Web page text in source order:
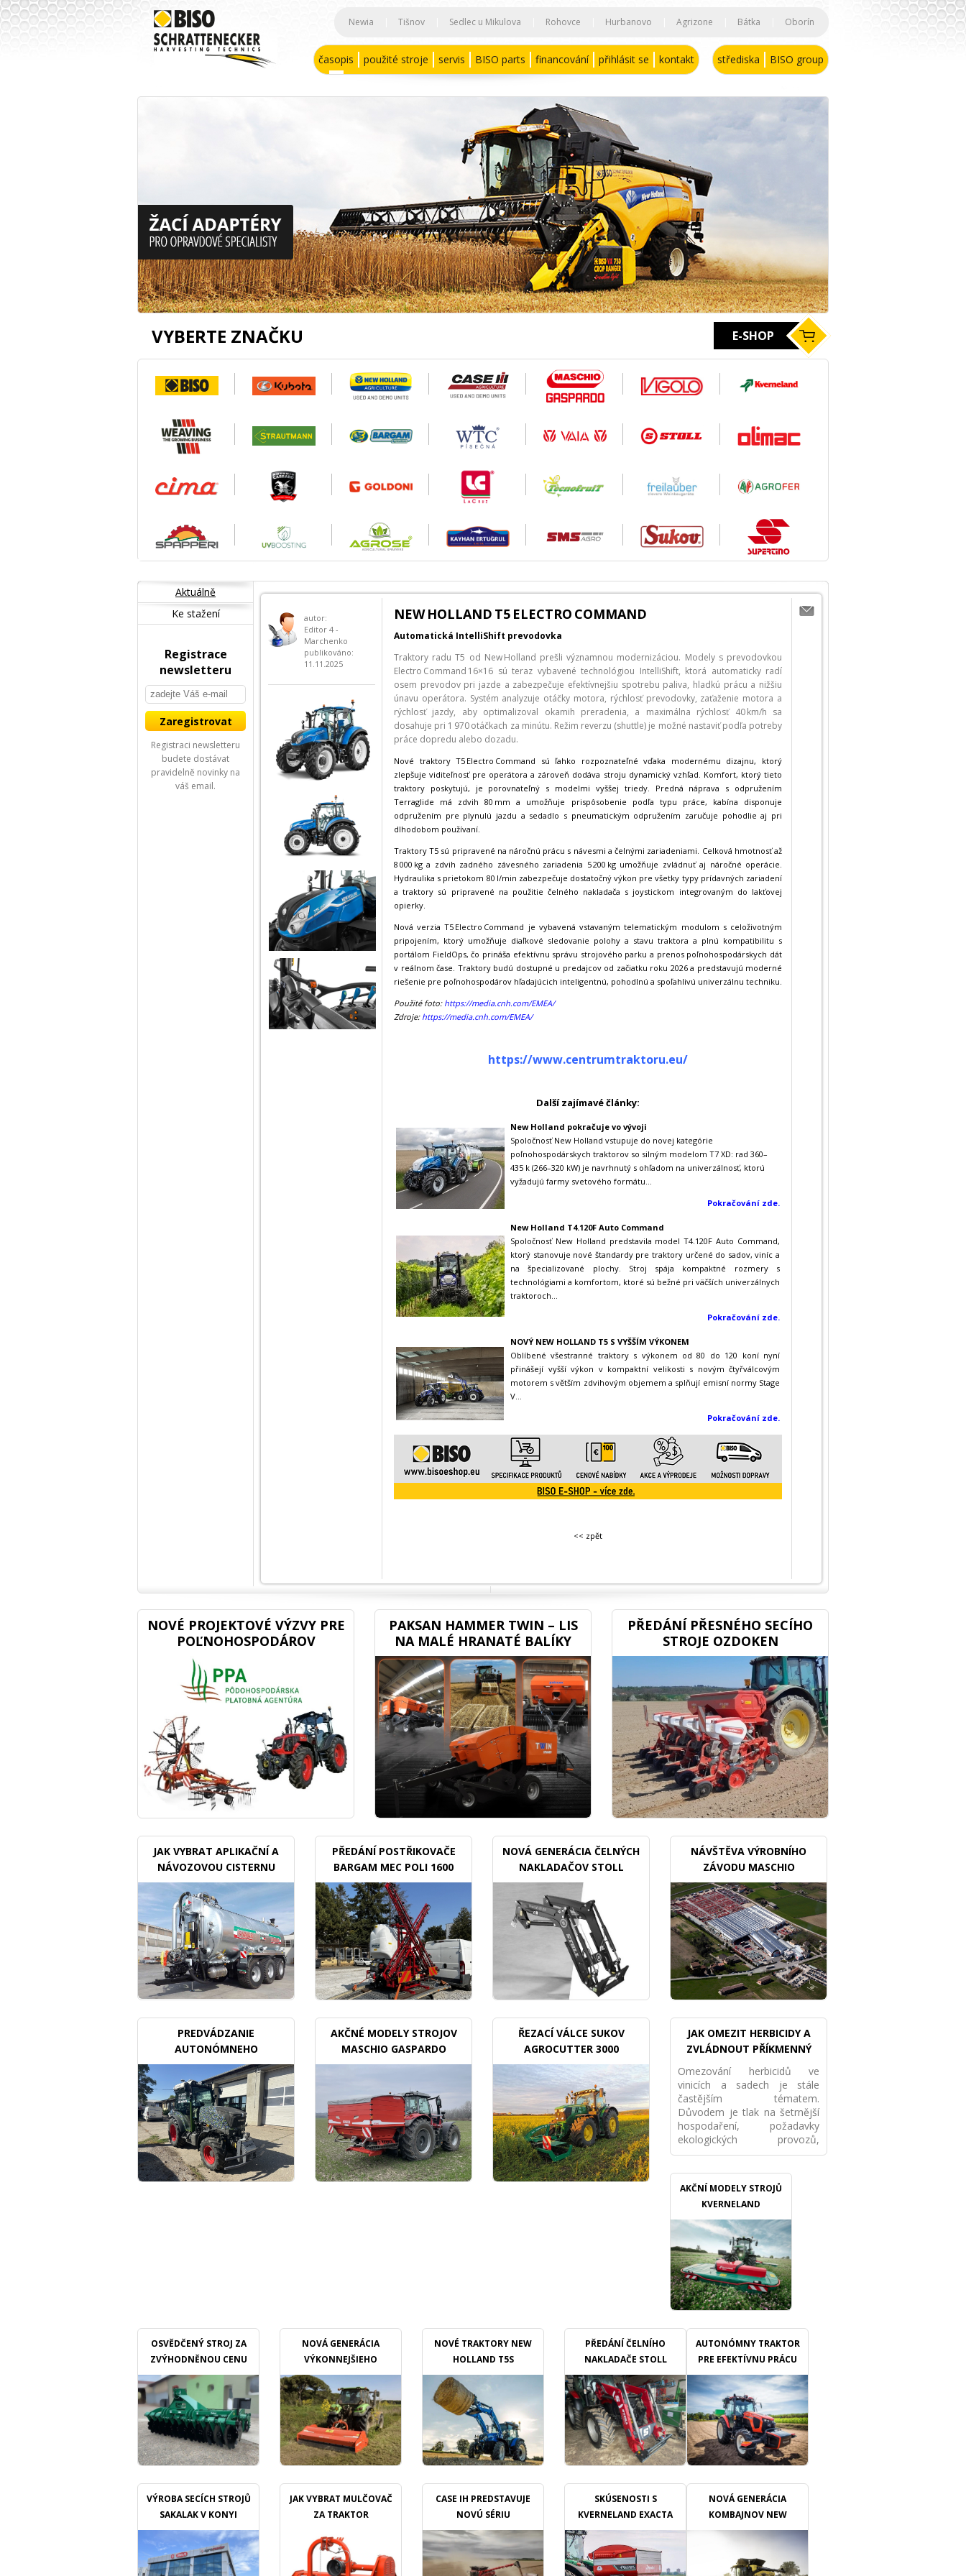
Newia Tišnov Sedlec u Mikulova Rohovce Hurbanovo Agrizone Bátka Oborín
střediska BISO group
časopis použité stroje servis BISO parts financování přihlásit se kontakt
VYBERTE ZNAČKU E-SHOP
autor:
Editor 4 -
Marchenko
publikováno:
11.11.2025
NEW HOLLAND T5 ELECTRO COMMAND
Automatická IntelliShift prevodovka
Traktory radu T5 od New Holland prešli významnou modernizáciou. Modely s prevodovkou
Electro Command 16×16 sú teraz vybavené technológiou IntelliShift, ktorá automaticky radí
osem prevodov pri jazde a zabezpečuje efektívnejšiu spotrebu paliva, hladkú prácu a nižšiu
únavu operátora. Systém analyzuje otáčky motora, rýchlosť prevodovky, zaťaženie motora a
rýchlosť jazdy, aby optimalizoval okamih preradenia, a maximálna rýchlosť 40 km/h sa
dosahuje pri 1 970 otáčkach za minútu. Režim reverzu (shuttle) je možné nastaviť podľa potreby
práce dopredu alebo dozadu.
Nové traktory T5 Electro Command sú ľahko rozpoznateľné vďaka modernému dizajnu, ktorý
zlepšuje viditeľnosť pre operátora a zároveň dodáva stroju dynamický vzhľad. Komfort, ktorý tieto
traktory poskytujú, je porovnateľný s modelmi vyššej triedy. Predná náprava s odpružením
Terraglide má zdvih 80 mm a umožňuje prispôsobenie podľa typu práce, kabína disponuje
odpružením pre plynulú jazdu a sedadlo s pneumatickým odpružením zaručuje pohodlie aj pri
dlhodobom používaní.
Traktory T5 sú pripravené na náročnú prácu s návesmi a čelnými zariadeniami. Celková hmotnosť až
8 000 kg a zdvih zadného závesného zariadenia 5 200 kg umožňuje zvládnuť aj náročné operácie.
Hydraulika s prietokom 80 l/min zabezpečuje dostatočný výkon pre všetky typy prídavných zariadení
a traktory sú pripravené na použitie čelného nakladača s joystickom integrovaným do lakťovej
opierky.
Nová verzia T5 Electro Command je vybavená vstavaným telematickým modulom s celoživotným
pripojením, ktorý umožňuje diaľkové sledovanie polohy a stavu traktora a plnú kompatibilitu s
portálom FieldOps, čo prináša efektívnu správu strojového parku a prenos poľnohospodárskych dát
v reálnom čase. Traktory budú dostupné u predajcov od začiatku roku 2026 a predstavujú moderné
riešenie pre poľnohospodárov hľadajúcich inteligentnú, pohodlnú a spoľahlivú univerzálnu techniku.
Použité foto: https://media.cnh.com/EMEA/
Zdroje: https://media.cnh.com/EMEA/
https://www.centrumtraktoru.eu/
Další zajímavé články:
New Holland pokračuje vo vývoji
Spoločnosť New Holland vstupuje do novej kategórie
poľnohospodárskych traktorov so silným modelom T7 XD: rad 360–
435 k (266–320 kW) je navrhnutý s ohľadom na univerzálnosť, ktorú
vyžadujú farmy svetového formátu...
Pokračování zde.
New Holland T4.120F Auto Command
Spoločnosť New Holland predstavila model T4.120F Auto Command,
ktorý stanovuje nové štandardy pre traktory určené do sadov, viníc a
na špecializované plochy. Stroj spája kompaktné rozmery s
technológiami a komfortom, ktoré sú bežné pri väčších univerzálnych
traktoroch...
Pokračování zde.
NOVÝ NEW HOLLAND T5 S VYŠŠÍM VÝKONEM
Oblíbené všestranné traktory s výkonem od 80 do 120 koní nyní
přinášejí vyšší výkon v kompaktní velikosti s novým čtyřválcovým
motorem s větším zdvihovým objemem a splňují emisní normy Stage
V...
Pokračování zde.
<< zpět
Aktuálně
Ke stažení
Registrace
newsletteru
Registraci newsletteru
budete dostávat
pravidelně novinky na
váš email.
NOVÉ PROJEKTOVÉ VÝZVY PRE
POĽNOHOSPODÁROV
PAKSAN HAMMER TWIN – LIS
NA MALÉ HRANATÉ BALÍKY
PŘEDÁNÍ PŘESNÉHO SECÍHO
STROJE OZDOKEN
JAK VYBRAT APLIKAČNÍ A
NÁVOZOVOU CISTERNU
PŘEDÁNÍ POSTŘIKOVAČE
BARGAM MEC POLI 1600
BDX
NOVÁ GENERÁCIA ČELNÝCH
NAKLADAČOV STOLL
TRACLIFT
NÁVŠTĚVA VÝROBNÍHO
ZÁVODU MASCHIO
GASPARDO
PREDVÁDZANIE
AUTONÓMNEHO
TRAKTORU V SADOCH
AKČNÉ MODELY STROJOV
MASCHIO GASPARDO
ŘEZACÍ VÁLCE SUKOV
AGROCUTTER 3000
JAK OMEZIT HERBICIDY A
ZVLÁDNOUT PŘÍKMENNÝ
PÁS MECHANICKY VE VINICI I
SADU
Omezování herbicidů ve
vinicích a sadech je stále
častějším tématem.
Důvodem je tlak na šetrnější
hospodaření, požadavky
ekologických provozů,
ochrana půdy i snaha snížit
však pouze o to „přestat
stříkat“. Pokud má porost
fungovat dlouhodobě, je
potřeba nastavit celý systém
mechanické údržby
příkmenného pásu.
Příkmenný pás patří mezi
nejnáročnější místa v porostu.
Nachází se v bezprostřední
blízkosti keřů nebo kmenů
révě či ovocným stromům o
vodu a živiny. Zároveň je zde
vyšší riziko poškození kmínků,
kmenů, opěrné konstrukce
nebo kapkové závlahy.
Mechanická práce proto
vyžaduje přesnost, správné
načasování a vhodně
zvolenou techniku.
AKČNÍ MODELY STROJŮ
KVERNELAND
OSVĚDČENÝ STROJ ZA
ZVÝHODNĚNOU CENU
NOVÁ GENERÁCIA
VÝKONNEJŠIEHO
MULČOVAČU
NOVÉ TRAKTORY NEW
HOLLAND T5S
PŘEDÁNÍ ČELNÍHO
NAKLADAČE STOLL
PROFILINE
AUTONÓMNY TRAKTOR
PRE EFEKTÍVNU PRÁCU
VÝROBA SECÍCH STROJŮ
SAKALAK V KONYI
JAK VYBRAT MULČOVAČ
ZA TRAKTOR
CASE IH PREDSTAVUJE
NOVÚ SÉRIU
KOMBAJNOV
SKÚSENOSTI S
KVERNELAND EXACTA
TL GEOSPREAD IDC
NOVÁ GENERÁCIA
KOMBAJNOV NEW
HOLLAND CR10 A CR11